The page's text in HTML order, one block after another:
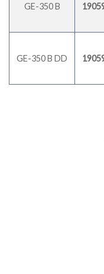
GE-350 B
GE-350 B DD